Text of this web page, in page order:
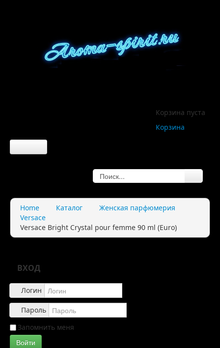
Корзина пуста
Корзина
О нас
Правила
Каталог
Контакты
Home Каталог
Женская парфюмерия
Versace
Versace Bright Crystal pour femme 90 ml (Euro)
ВХОД
Логин
Пароль
Запомнить меня
Войти